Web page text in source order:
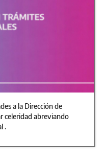
a la Dirección de
celeridad abreviando
.